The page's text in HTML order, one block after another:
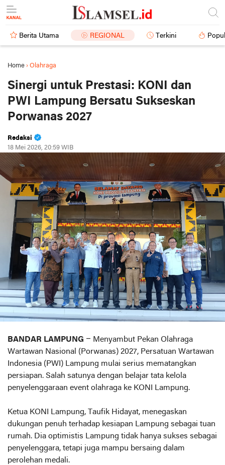
Berita Utama REGIONAL Terkini
Home › Olahraga
Sinergi untuk Prestasi: KONI dan
PWI Lampung Bersatu Sukseskan
Porwanas 2027
Redaksi
18 Mei 2026, 20:59 WIB
BANDAR LAMPUNG – Menyambut Pekan Olahraga
Wartawan Nasional (Porwanas) 2027, Persatuan Wartawan
Indonesia (PWI) Lampung mulai serius mematangkan
persiapan. Salah satunya dengan belajar tata kelola
penyelenggaraan event olahraga ke KONI Lampung.
Ketua KONI Lampung, Taufik Hidayat, menegaskan
dukungan penuh terhadap kesiapan Lampung sebagai tuan
rumah. Dia optimistis Lampung tidak hanya sukses sebagai
penyelenggara, tetapi juga mampu bersaing dalam
perolehan medali.